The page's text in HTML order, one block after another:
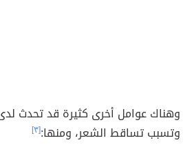
وهناك عوامل أخرى كثيرة قد تحدث
وتسبب تساقط الشعر، ومنها:[٣]